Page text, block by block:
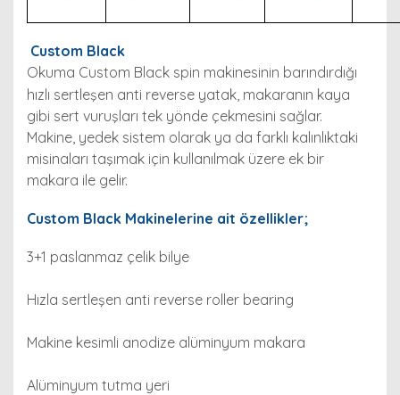
Custom Black
Okuma Custom Black spin makinesinin barındırdığı
hızlı sertleşen anti reverse yatak, makaranın kaya
gibi sert vuruşları tek yönde çekmesini sağlar.
Makine, yedek sistem olarak ya da farklı kalınlıktaki
misinaları taşımak için kullanılmak üzere ek bir
makara ile gelir.
Custom Black Makinelerine ait özellikler;
3+1 paslanmaz çelik bilye
Hızla sertleşen anti reverse roller bearing
Makine kesimli anodize alüminyum makara
Alüminyum tutma yeri